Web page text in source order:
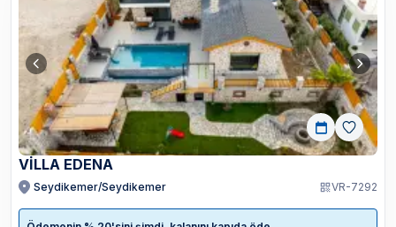
VİLLA EDENA
Seydikemer/Seydikemer VR-7292